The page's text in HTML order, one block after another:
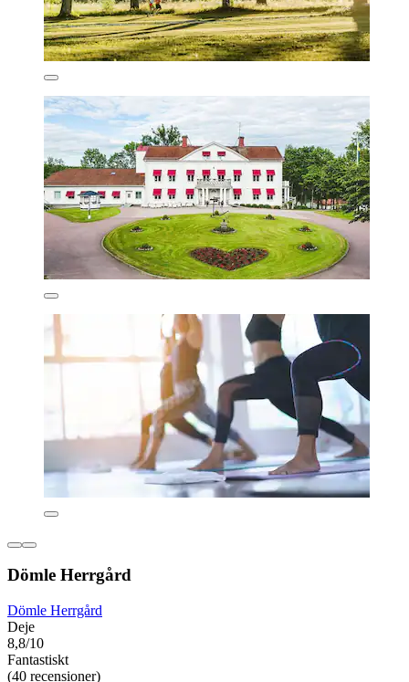
Dömle Herrgård
Dömle Herrgård
Deje
8,8/10
Fantastiskt
(40 recensioner)